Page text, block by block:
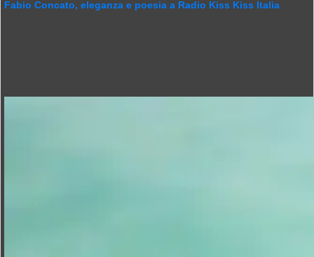
Fabio Concato, eleganza e poesia a Radio Kiss Kiss Italia